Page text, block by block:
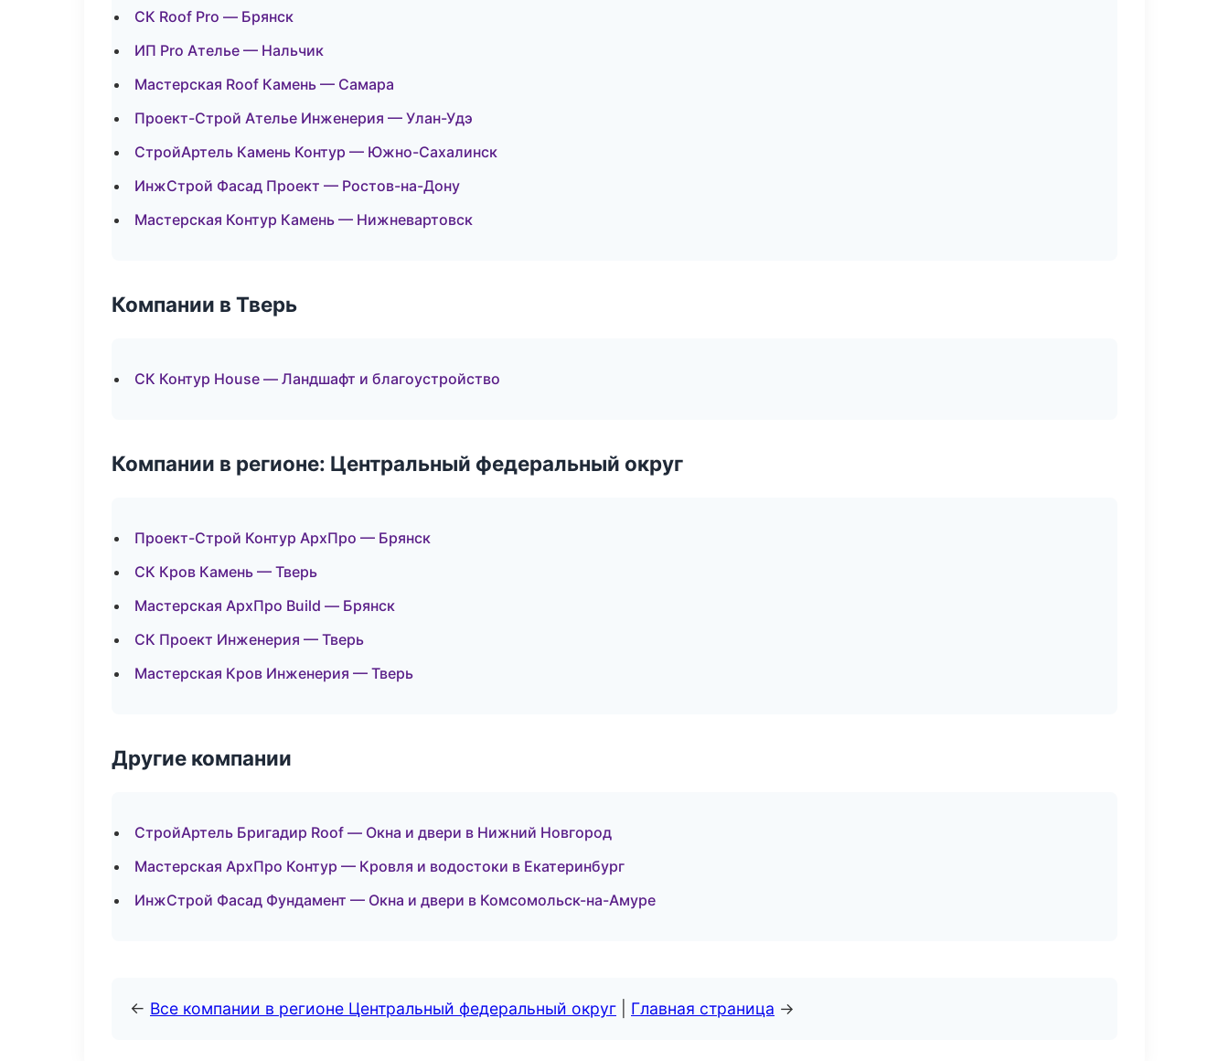
СК Roof Pro — Брянск
ИП Pro Ателье — Нальчик
Мастерская Roof Камень — Самара
Проект-Строй Ателье Инженерия — Улан-Удэ
СтройАртель Камень Контур — Южно-Сахалинск
ИнжСтрой Фасад Проект — Ростов-на-Дону
Мастерская Контур Камень — Нижневартовск
Компании в Тверь
СК Контур House — Ландшафт и благоустройство
Компании в регионе: Центральный федеральный округ
Проект-Строй Контур АрхПро — Брянск
СК Кров Камень — Тверь
Мастерская АрхПро Build — Брянск
СК Проект Инженерия — Тверь
Мастерская Кров Инженерия — Тверь
Другие компании
СтройАртель Бригадир Roof — Окна и двери в Нижний Новгород
Мастерская АрхПро Контур — Кровля и водостоки в Екатеринбург
ИнжСтрой Фасад Фундамент — Окна и двери в Комсомольск-на-Амуре
← Все компании в регионе Центральный федеральный округ Главная страница →